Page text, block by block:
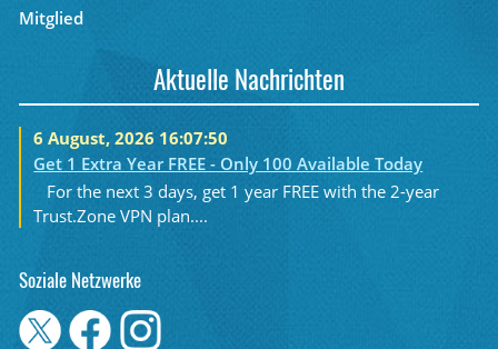
Mitglied
Aktuelle Nachrichten
6 August, 2026 16:07:50
Get 1 Extra Year FREE - Only 100 Available Today
For the next 3 days, get 1 year FREE with the 2-year
Trust.Zone VPN plan....
Soziale Netzwerke